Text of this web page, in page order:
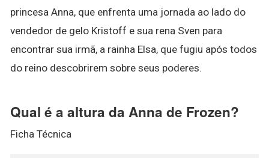
princesa Anna, que enfrenta uma jornada ao lado do
vendedor de gelo Kristoff e sua rena Sven para
encontrar sua irmã, a rainha Elsa, que fugiu após todos
do reino descobrirem sobre seus poderes.
Qual é a altura da Anna de Frozen?
Ficha Técnica